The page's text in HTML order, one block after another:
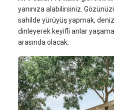
yanınıza alabilirsiniz.
sahilde yürüyüş yapmak,
dinleyerek keyifli anlar
arasında olacak.